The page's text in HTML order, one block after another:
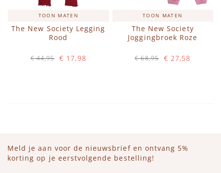
TOON MATEN
The New Society Legging
Rood
€ 17,98
€ 44,95
TOON MATEN
The New Society
Joggingbroek Roze
€ 27,58
€ 68,95
Meld je aan voor de nieuwsbrief en ontvang 5%
korting op je eerstvolgende bestelling!